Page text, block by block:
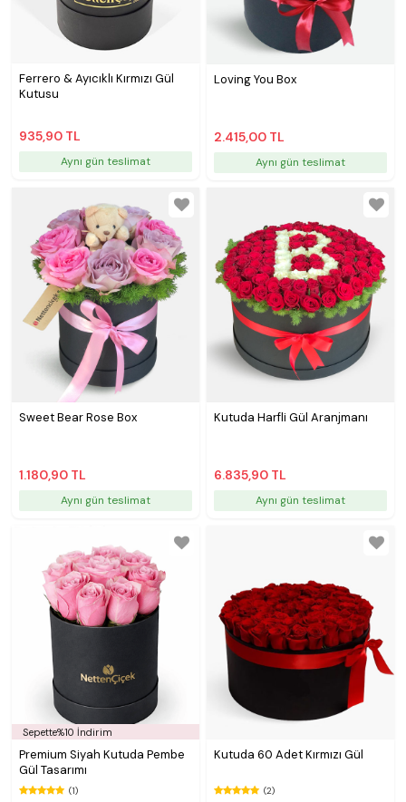
Ferrero & Ayıcıklı Kırmızı Gül
Kutusu
935,90 TL
Aynı gün teslimat
Loving You Box
2.415,00 TL
Aynı gün teslimat
Sweet Bear Rose Box
1.180,90 TL
Aynı gün teslimat
Kutuda Harfli Gül Aranjmanı
6.835,90 TL
Aynı gün teslimat
Sepette%10 İndirim
Premium Siyah Kutuda Pembe
Gül Tasarımı
(1)
Kutuda 60 Adet Kırmızı Gül
(2)